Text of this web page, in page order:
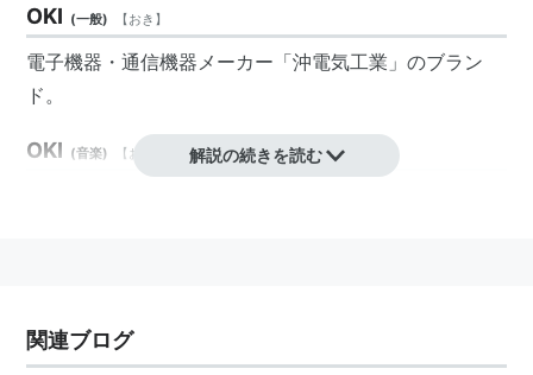
OKI (一般) 【おき 】
電子機器・通信機器メーカー「沖電気工業 」のブラン
ド。
OKI (音楽) 【 おーき
の帰国後、アイヌの弦楽器「トンコリ」を譲り受け、独
学でその製作法、演奏を習得する。国内外で積極的にア
解説の続きを読む
関連ブログ